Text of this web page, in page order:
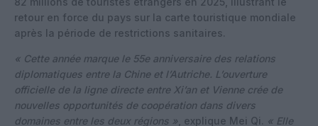
retour en force du pays sur la carte touristique mondiale
après la période de restrictions sanitaires.
« Cette année marque le 55e anniversaire des relations
diplomatiques entre la Chine et l’Autriche. L’ouverture
officielle de la ligne directe entre Xi’an et Vienne crée de
nouvelles opportunités de coopération dans divers
domaines entre les deux régions » , explique Mei Qi. « Elle